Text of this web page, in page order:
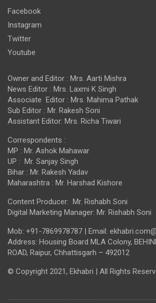
Facebook
Instagram
Twitter
Youtube
Owner and Editor : Mrs. Aarti Mishra
News Editor : Mrs. Laxmi K Singh
Associate Editor : Mrs. Mahima Pathak
Sub Editor : Mr. Rakesh Soni
Assistant Editor: Mrs. Richa Tiwari
Correspondents :
MP : Mr. Ashok Mahawar
UP : Mr. Sanjay Singh
Bihar : Mr. Rakesh Yadav
Maharashtra : Mr. Harshad Kishore
Content Producer: Mr. Rishabh Soni
Digital Marketing Manager: Mr. Rishabh Soni
Mob: +91-7869978787 | Email:
Address: Housing Board MLA Colony,
ROAD, Raipur, Chhattisgarh – 492012
© Copyright 2021, Ekhabri | All Rights